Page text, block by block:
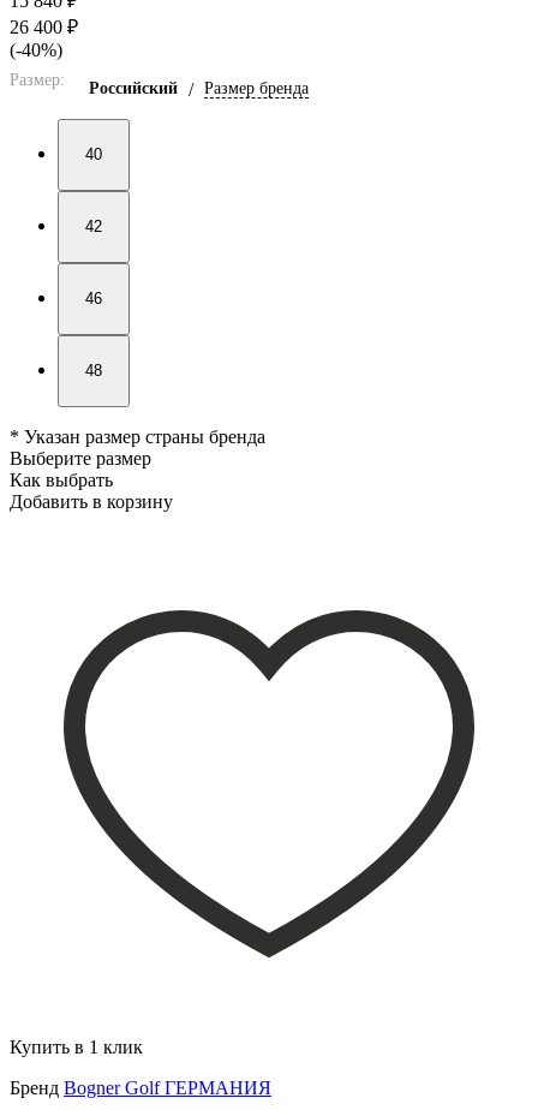
26 400 ₽
(-40%)
Размер: Российский / Размер бренда
40
42
46
48
* Указан размер страны бренда
Выберите размер
Как выбрать
Добавить в корзину
Купить в 1 клик
Бренд Bogner Golf ГЕРМАНИЯ